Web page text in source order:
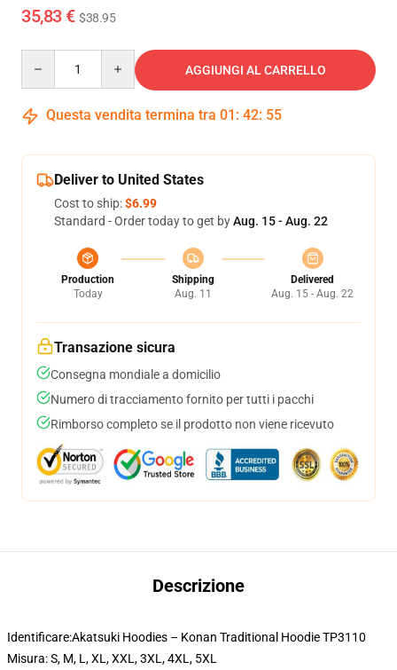
35,83 € $38.95
AGGIUNGI AL CARRELLO
Questa vendita termina tra 01 : 42: 55
Deliver to United States
Cost to ship:$6.99
Standard - Order today to get byAug. 15 - Aug. 22
Production
Today
Shipping
Aug. 11
Delivered
Aug. 15 - Aug. 22
Transazione sicura
Consegna mondiale a domicilio
Numero di tracciamento fornito per tutti i pacchi
Rimborso completo se il prodotto non viene ricevuto
Descrizione
Identificare:Akatsuki Hoodies – Konan Traditional Hoodie TP3110
Misura: S, M, L, XL, XXL, 3XL, 4XL, 5XL